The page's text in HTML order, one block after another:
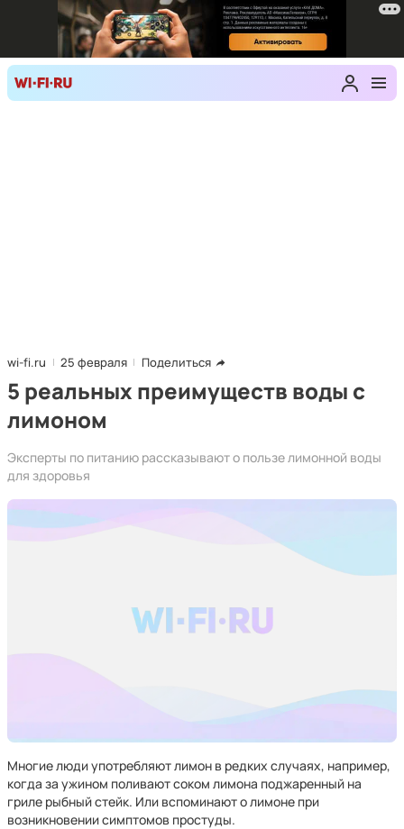
wi-fi.ru 25 февраля Поделиться
5 реальных преимуществ воды с
лимоном
Эксперты по питанию рассказывают о пользе лимонной воды
для здоровья
Многие люди употребляют лимон в редких случаях, например,
когда за ужином поливают соком лимона поджаренный на
гриле рыбный стейк. Или вспоминают о лимоне при
возникновении симптомов простуды.